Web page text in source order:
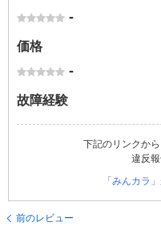
-
価格
-
故障経験
下記のリンクか
違反報
「みんカラ
前のレビュー